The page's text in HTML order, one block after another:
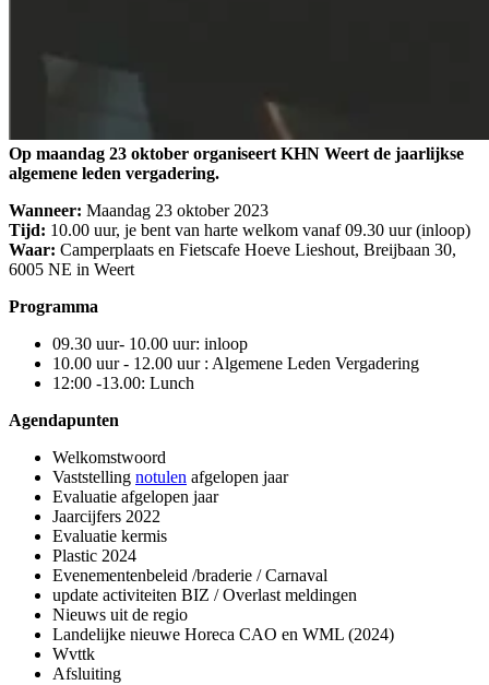
Op maandag 23 oktober organiseert KHN Weert de jaarlijkse
algemene leden vergadering.
Wanneer: Maandag 23 oktober 2023
Tijd: 10.00 uur, je bent van harte welkom vanaf 09.30 uur (inloop)
Waar: Camperplaats en Fietscafe Hoeve Lieshout, Breijbaan 30,
6005 NE in Weert
Programma
09.30 uur- 10.00 uur: inloop
10.00 uur - 12.00 uur : Algemene Leden Vergadering
12:00 -13.00: Lunch
Agendapunten
Welkomstwoord
Vaststelling notulen afgelopen jaar
Evaluatie afgelopen jaar
Jaarcijfers 2022
Evaluatie kermis
Plastic 2024
Evenementenbeleid /braderie / Carnaval
update activiteiten BIZ / Overlast meldingen
Nieuws uit de regio
Landelijke nieuwe Horeca CAO en WML (2024)
Wvttk
Afsluiting